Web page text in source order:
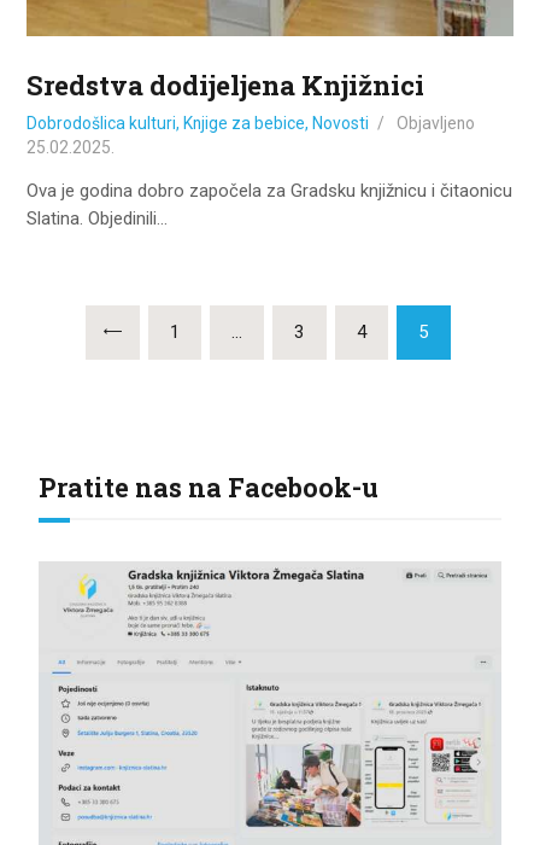
Sredstva dodijeljena Knjižnici
Dobrodošlica kulturi, Knjige za bebice, Novosti
Objavljeno
25.02.2025.
Ova je godina dobro započela za Gradsku knjižnicu i čitaonicu
Slatina. Objedinili…
Brojevi
stranica
PAGE
1 … PAGE
3 PAGE
4 PAGE
5
Pratite nas na Facebook-u